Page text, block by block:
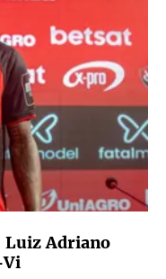
Luiz Adriano
Vi